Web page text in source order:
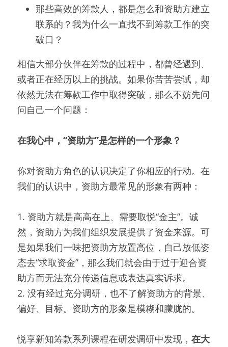
那些高效的筹款人，都是怎么和资助方建立
联系的？我为什么一直找不到筹款工作的突
破口？
相信大部分伙伴在筹款的过程中，都曾经遇到、
或者正在经历以上的挑战。如果你苦苦尝试，却
依然无法在筹款工作中取得突破，那么不妨先问
问自己一个问题：
在我心中，“资助方”是怎样的一个形象？
你对资助方角色的认识决定了你相应的行动。在
我们的认识中，资助方最常见的形象有两种：
1. 资助方就是高高在上、需要取悦“金主”。诚
然，资助方为我们组织发展提供了资金来源。可
是如果我们一味把资助方放置高位，自己放低姿
态去“求取资金”，那么我们就会由于过于迎合资
助方而无法充分传递信息或表达真实诉求。
2. 没有经过充分调研，也不了解资助方的背景、
偏好、目标。资助方的形象是模糊和朦胧的。
悦享新知筹款系列课程在研发调研中发现， 在大